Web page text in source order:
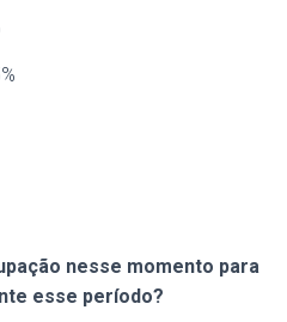
nesse momento para
esse período?